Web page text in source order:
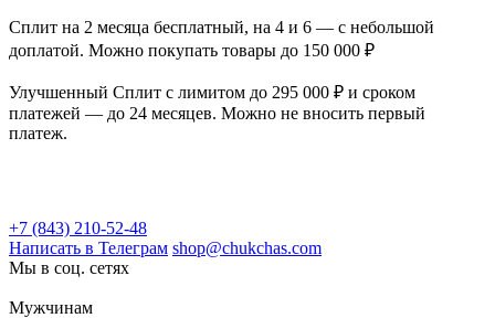
Сплит на 2 месяца бесплатный, на 4 и 6 — с небольшой
доплатой. Можно покупать товары до 150 000 ₽
Улучшенный Сплит с лимитом до 295 000 ₽ и сроком
платежей — до 24 месяцев. Можно не вносить первый
платеж.
+7 (843) 210-52-48
Написать в Телеграм shop@chukchas.com
Мы в соц. сетях
Мужчинам